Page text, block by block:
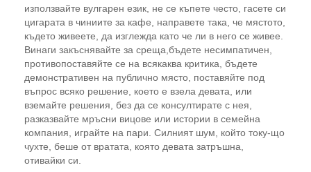
използвайте вулгарен език, не се къпете често, гасете си
цигарата в чиниите за кафе, направете така, че мястото,
където живеете, да изглежда като че ли в него се живее.
Винаги закъснявайте за среща,бъдете несимпатичен,
противопоставяйте се на всякаква критика, бъдете
демонстративен на публично място, поставяйте под
въпрос всяко решение, което е взела девата, или
вземайте решения, без да се консултирате с нея,
разказвайте мръсни вицове или истории в семейна
компания, играйте на пари. Силният шум, който току-що
чухте, беше от вратата, която девата затръшна,
отивайки си.